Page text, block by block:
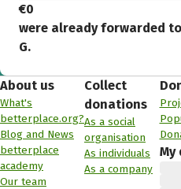
€0
were already forwarded
G.
About us
What's
betterplace.org?
Blog and News
betterplace
academy
Our team
Collect
donations
As a social
organisation
As individuals
As a company
My